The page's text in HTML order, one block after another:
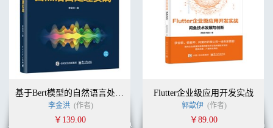
12.1 读取原始数据（文本）文件 423
12.2 访问Excel 工作表 436
12.3 创建自定义格式 438
12.4 使用SAS 函数 440
12.5 有条件处理 451
12.6 PROC SQL 简介 453
第13 章 SAS 宏编程 458
13.1 SAS 宏简介 458
13.2 熟悉SAS 宏变量 459
李金洪 (作者)
￥139.00
Flutter企业级应用开发实战
郭歆伊 (作者)
￥89.00